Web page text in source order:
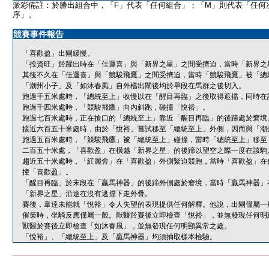
派彩備註：於勝出組合中，「F」代表「任何組合」；「M」則代表「任何
序」。
競賽事件報告
「喜歡盈」出閘緩慢。
「投資旺」於躍出時在「佳運喜」與「新界之星」之間受擠迫，當時「新界
其後不久在「佳運喜」與「競駿飛鷹」之間受擠迫，當時「競駿飛鷹」被「
「潮州小子」及「如沐春風」自外檔出閘後均於早段在馬群之後切入。
跑過千五米處時，「總統至上」收慢以在「醒目再臨」之後取得遮擋，同時
跑過千四米處時，「競駿飛鷹」向內斜跑，碰撞「悅裕」。
跑過七百米處時，正在搶口的「總統至上」靠近「醒目再臨」的後蹄處於窘境
接近六百五十米處時，由於「悅裕」嘗試移至「總統至上」外側，因而與「
跑過五百米處時，「競駿飛鷹」被「總統至上」碰撞，當時「總統至上」移
二百五十米處，「喜歡盈」在橫越「新界之星」的後蹄以望空之際一度在該
趨近五十米處時，「紅麗舍」在「喜歡盈」外側緊迫競跑，當時「喜歡盈」
撞「喜歡盈」。
「醒目再臨」於末段在「贏馬神器」的後蹄外側處於窘境，當時「贏馬神器
「新界之星」沿途在沒有遮擋下走外疊。
賽後，韋達未能就「悅裕」令人失望的表現提供任何解釋。他說，出閘僅屬
催策時，坐騎反應僅屬一般。獸醫於賽後立即檢查「悅裕」，並無發現任何
獸醫於賽後立即檢查「如沐春風」，並無發現任何明顯異常之處。
「悅裕」、「總統至上」及「贏馬神器」均須抽取樣本檢驗。